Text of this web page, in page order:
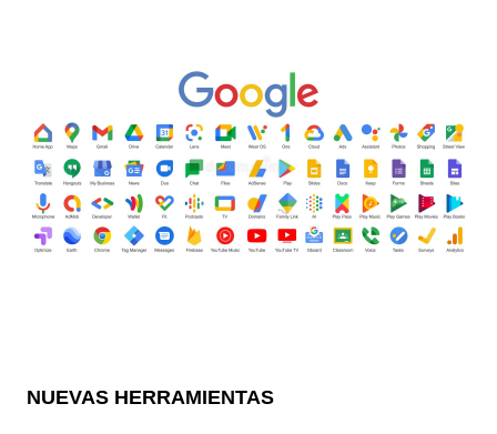
NUEVAS HERRAMIENTAS